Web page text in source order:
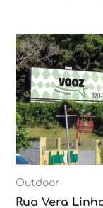
Outdoor
Rua Vera